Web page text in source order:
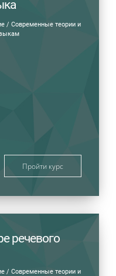
/ Современные теории и
Пройти курс
речевого
/ Современные теории и